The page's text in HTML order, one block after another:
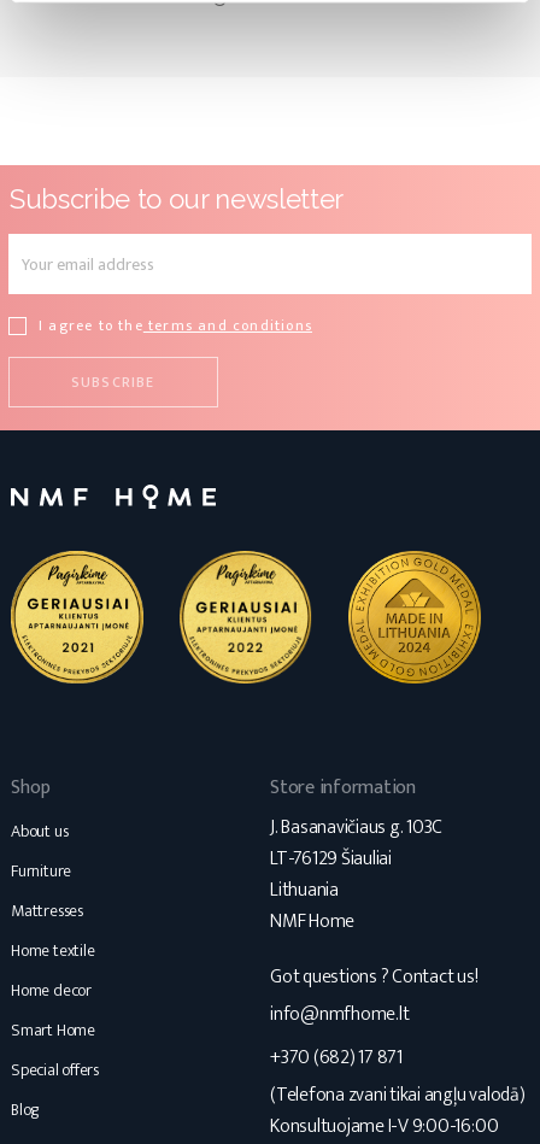
Subscribe to our newsletter
I agree to theterms and conditions
Shop
About us
Furniture
Mattresses
Home textile
Home decor
Smart Home
Special offers
Blog
Store information
J. Basanavičiaus g. 103C
LT-76129 Šiauliai
Lithuania
NMF Home
Got questions ? Contact us!
info@nmfhome.lt
+370 (682) 17 871
(Telefona zvani tikai angļu valodā)
Konsultuojame I-V 9:00-16:00